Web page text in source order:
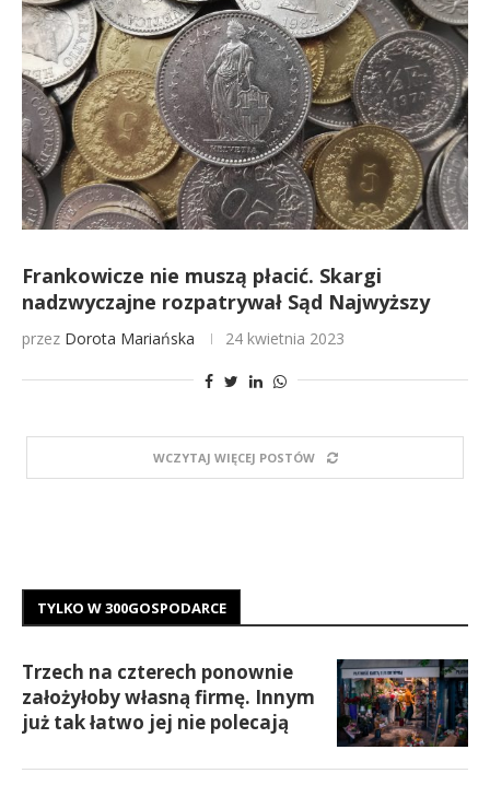
Frankowicze nie muszą płacić. Skargi
nadzwyczajne rozpatrywał Sąd Najwyższy
przez Dorota Mariańska 24 kwietnia 2023
WCZYTAJ WIĘCEJ POSTÓW
TYLKO W 300GOSPODARCE
Trzech na czterech ponownie
założyłoby własną firmę. Innym
już tak łatwo jej nie polecają